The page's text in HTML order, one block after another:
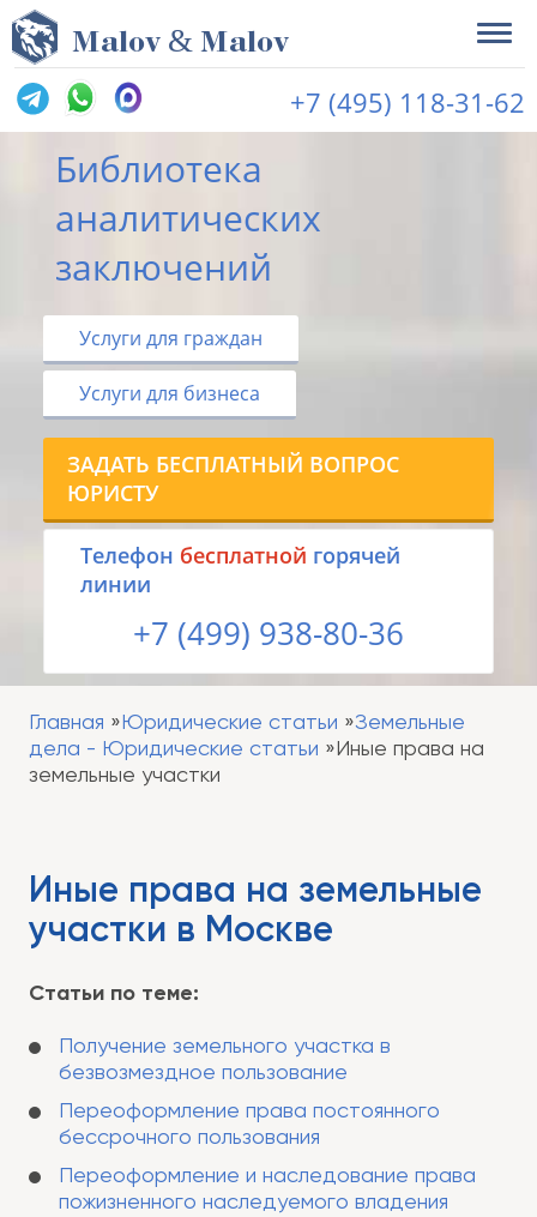
Malov & Malov
+7 (495) 118-31-62
Библиотека
аналитических
заключений
Услуги для граждан
Услуги для бизнеса
ЗАДАТЬ БЕСПЛАТНЫЙ ВОПРОС
ЮРИСТУ
Tелефон бесплатной горячей
линии
+7 (499) 938-80-36
Главная Юридические статьи
Земельные
дела - Юридические статьи
Иные права на
земельные участки
Иные права на земельные
участки в Москве
Статьи по теме:
Получение земельного участка в
безвозмездное пользование
Переоформление права постоянного
бессрочного пользования
Переоформление и наследование права
пожизненного наследуемого владения